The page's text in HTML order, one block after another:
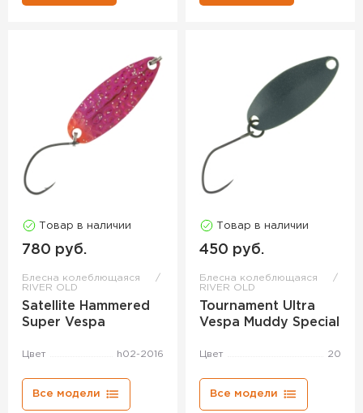
Товар в наличии
780 руб.
Блесна колеблющаяся
RIVER OLD
Satellite Hammered
Super Vespa
Цвет h02-2016
Все модели
Товар в наличии
450 руб.
Блесна колеблющаяся
RIVER OLD
Tournament Ultra
Vespa Muddy Special
Цвет 20
Все модели